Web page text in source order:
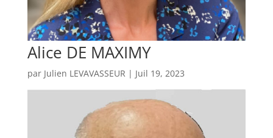
Alice DE MAXIMY
par Julien LEVAVASSEUR | Juil 19, 2023